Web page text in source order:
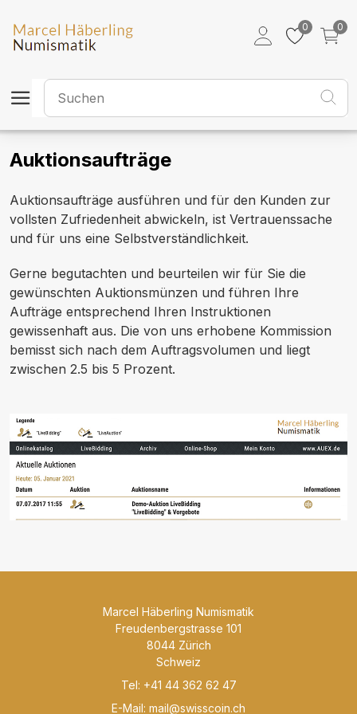
0
0
Auktionsaufträge
Auktionsaufträge ausführen und für den Kunden zur
vollsten Zufriedenheit abwickeln, ist Vertrauenssache
und für uns eine Selbstverständlichkeit.
Gerne begutachten und beurteilen wir für Sie die
gewünschten Auktionsmünzen und führen Ihre
Aufträge entsprechend Ihren Instruktionen
gewissenhaft aus. Die von uns erhobene Kommission
bemisst sich nach dem Auftragsvolumen und liegt
zwischen 2.5 bis 5 Prozent.
Marcel Häberling Numismatik
Freudenbergstrasse 101
8044 Zürich
Schweiz
Tel: +41 44 362 62 47
E-Mail: mail@swisscoin.ch